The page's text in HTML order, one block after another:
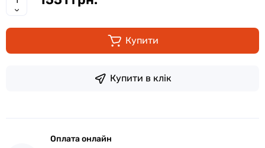
Купити
Купити в клік
Оплата онлайн